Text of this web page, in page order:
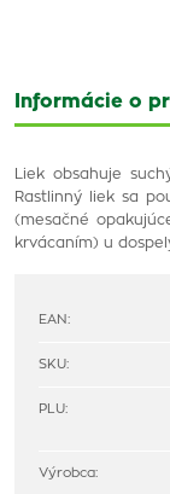
Informácie o
Liek obsahuje
Rastlinný liek sa
(mesačné
krvácaním) u
EAN:
SKU:
PLU:
Výrobca: